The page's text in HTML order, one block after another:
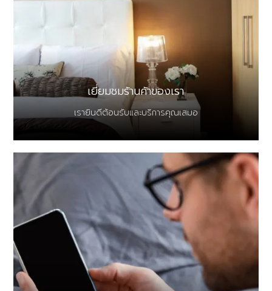
เยี่ยมชมร้านค้าของเรา
เรายินดีต้อนรับและบริการคุณเสมอ